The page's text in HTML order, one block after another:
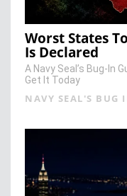
Worst States
Is Declared
A Navy Seal’s Bug-In
Get It Today
NAVY SEAL'S BUG